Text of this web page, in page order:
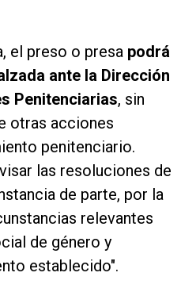
el preso o presa podrá
ante la Dirección
Penitenciarias, sin
otras acciones
penitenciario.
las resoluciones de
de parte, por la
relevantes
de género y
establecido".